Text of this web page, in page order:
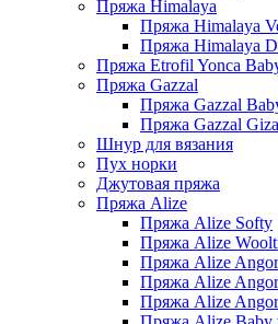
Пряжа Himalaya
Пряжа Himalaya
Пряжа Himalaya
Пряжа Etrofil Yonca
Пряжа Gazzal
Пряжа Gazzal
Пряжа Gazzal Giza
Шнур для вязания
Пух норки
Джутовая пряжа
Пряжа Alize
Пряжа Alize Softy
Пряжа Alize
Пряжа Alize
Пряжа Alize
Пряжа Alize